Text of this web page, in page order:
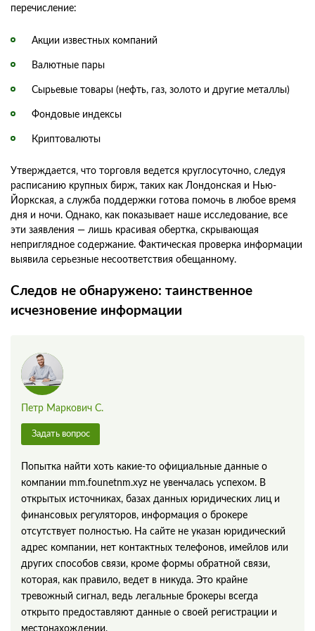
перечисление:
Акции известных компаний
Валютные пары
Сырьевые товары (нефть, газ, золото и другие металлы)
Фондовые индексы
Криптовалюты
Утверждается, что торговля ведется круглосуточно, следуя
расписанию крупных бирж, таких как Лондонская и Нью-
Йоркская, а служба поддержки готова помочь в любое время
дня и ночи. Однако, как показывает наше исследование, все
эти заявления — лишь красивая обертка, скрывающая
неприглядное содержание. Фактическая проверка информации
выявила серьезные несоответствия обещанному.
Следов не обнаружено: таинственное
исчезновение информации
Петр Маркович С.
Задать вопрос
Попытка найти хоть какие-то официальные данные о
компании mm.founetnm.xyz не увенчалась успехом. В
открытых источниках, базах данных юридических лиц и
финансовых регуляторов, информация о брокере
отсутствует полностью. На сайте не указан юридический
адрес компании, нет контактных телефонов, имейлов или
других способов связи, кроме формы обратной связи,
которая, как правило, ведет в никуда. Это крайне
тревожный сигнал, ведь легальные брокеры всегда
открыто предоставляют данные о своей регистрации и
местонахождении.